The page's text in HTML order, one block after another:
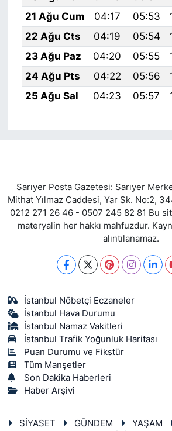
21 Ağu Cum
04:17 05:53
22 Ağu Cts
04:19 05:54
23 Ağu Paz
04:20 05:55
24 Ağu Pts
04:22 05:56
25 Ağu Sal
04:23 05:57
Sarıyer Posta Gazetesi: Sarıyer
Mithat Yılmaz Caddesi, Yar Sk. No:2,
0212 271 26 46 - 0507 245 82 81 Bu
materyalin her hakkı mahfuzdur.
alıntılanamaz.
İstanbul Nöbetçi Eczaneler
İstanbul Hava Durumu
İstanbul Namaz Vakitleri
İstanbul Trafik Yoğunluk Haritası
Puan Durumu ve Fikstür
Tüm Manşetler
Son Dakika Haberleri
Haber Arşivi
SİYASET GÜNDEM YAŞAM